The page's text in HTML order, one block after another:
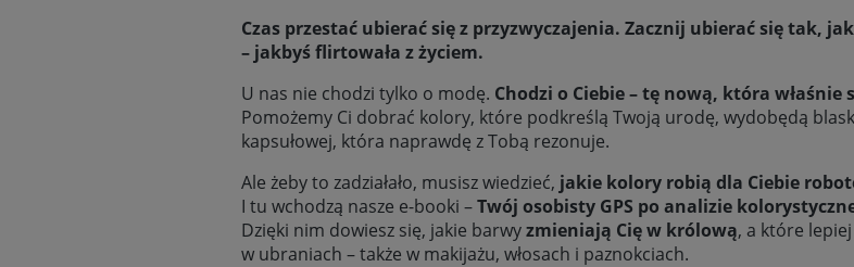
Czas przestać ubierać się z przyzwyczajenia. Zacznij ubierać się tak,
– jakbyś flirtowała z życiem.
U nas nie chodzi tylko o modę. Chodzi o Ciebie – tę nową, która właśnie
Pomożemy Ci dobrać kolory, które podkreślą Twoją urodę, wydobędą
kapsułowej, która naprawdę z Tobą rezonuje.
Ale żeby to zadziałało, musisz wiedzieć, jakie kolory robią dla Ciebie
I tu wchodzą nasze e-booki –Twój osobisty GPS po analizie
Dzięki nim dowiesz się, jakie barwyzmieniają Cię w królową, a które
w ubraniach – także w makijażu, włosach i paznokciach.